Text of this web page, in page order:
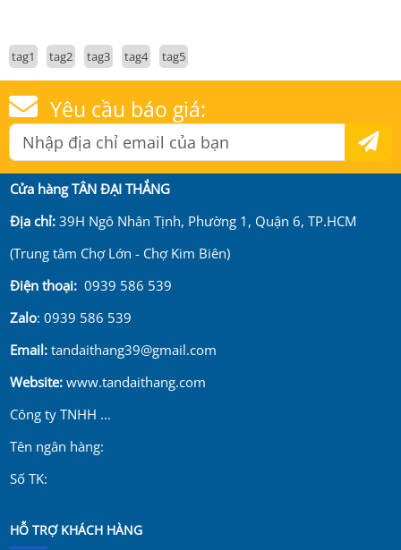
tag1 tag2 tag3 tag4 tag5
Yêu cầu báo giá:
Cửa hàng TÂN ĐẠI THẮNG
Địa chỉ:39H Ngô Nhân Tịnh, Phường 1, Quận 6, TP.HCM
(Trung tâm Chợ Lớn - Chợ Kim Biên)
Điện thoại: 0939 586 539
Zalo: 0939 586 539
Email:tandaithang39@gmail.com
Website:www.tandaithang.com
Công ty TNHH ...
Tên ngân hàng:
Số TK:
HỖ TRỢ KHÁCH HÀNG